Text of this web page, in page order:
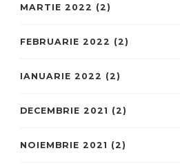
MARTIE 2022 (2)
FEBRUARIE 2022 (2)
IANUARIE 2022 (2)
DECEMBRIE 2021 (2)
NOIEMBRIE 2021 (2)